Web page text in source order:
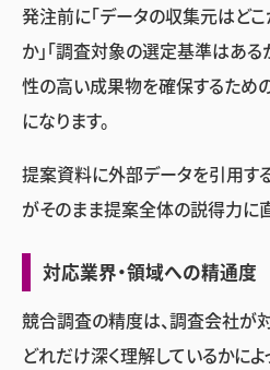
発注前に「データの収集元はどこ
か」「調査対象の選定基準はある
性の高い成果物を確保するため
になります。
提案資料に外部データを引用す
がそのまま提案全体の説得力に
対応業界・領域への精通度
競合調査の精度は、調査会社が
どれだけ深く理解しているかによ